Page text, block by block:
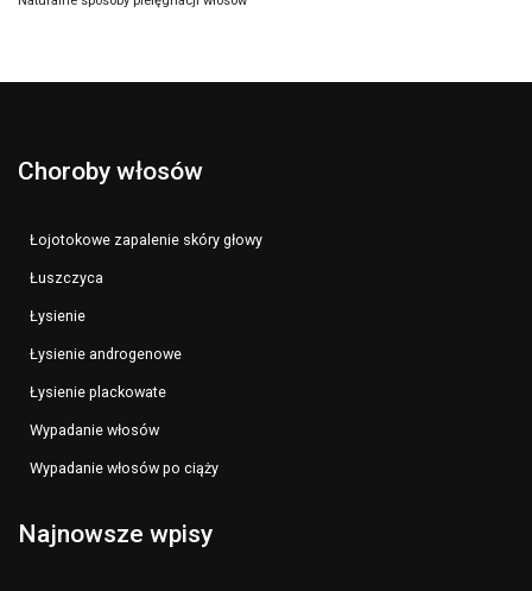
Choroby włosów
Łojotokowe zapalenie skóry głowy
Łuszczyca
Łysienie
Łysienie androgenowe
Łysienie plackowate
Wypadanie włosów
Wypadanie włosów po ciąży
Najnowsze wpisy